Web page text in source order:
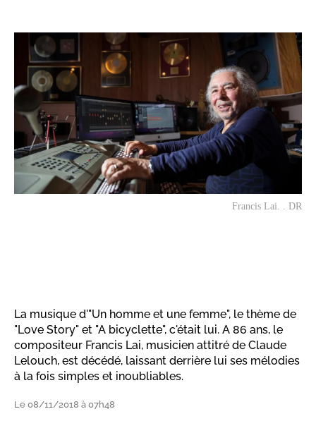
Francis Lai. . DR
La musique d'"Un homme et une femme", le thème de
"Love Story" et "A bicyclette", c'était lui. A 86 ans, le
compositeur Francis Lai, musicien attitré de Claude
Lelouch, est décédé, laissant derrière lui ses mélodies
à la fois simples et inoubliables.
Le 08/11/2018 à 07h48